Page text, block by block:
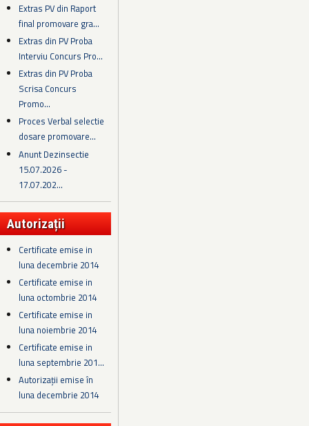
Extras PV din Raport
final promovare gra...
Extras din PV Proba
Interviu Concurs Pro...
Extras din PV Proba
Scrisa Concurs
Promo...
Proces Verbal selectie
dosare promovare...
Anunt Dezinsectie
15.07.2026 -
17.07.202...
Autorizații
Certificate emise in
luna decembrie 2014
Certificate emise in
luna octombrie 2014
Certificate emise in
luna noiembrie 2014
Certificate emise in
luna septembrie 201...
Autorizații emise în
luna decembrie 2014